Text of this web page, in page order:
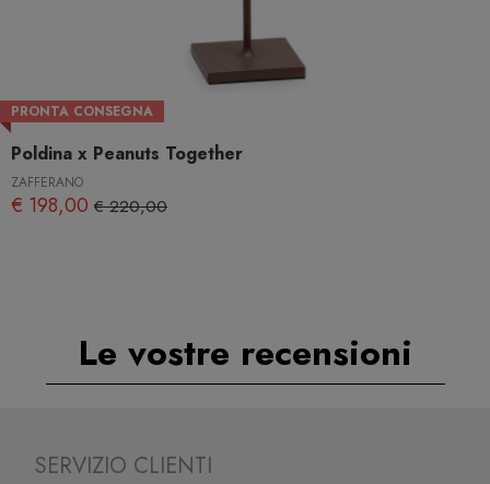
PRONTA CONSEGNA
Poldina x Peanuts Together
ZAFFERANO
€ 198,00 € 220,00
Le vostre recensioni
SERVIZIO CLIENTI